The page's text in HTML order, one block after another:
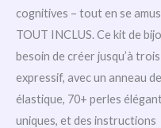
cognitives – tout en se
TOUT INCLUS. Ce kit de
besoin de créer jusqu’à
expressif, avec un anneau
élastique, 70+ perles
uniques, et des instructions